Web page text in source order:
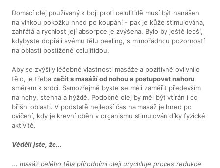
Domácí olej používaný k boji proti celulitidě musí být nanášen
na vlhkou pokožku hned po koupání - pak je kůže stimulována,
zahřátá a rychlost její absorpce je zvýšena. Bylo by ještě lepší,
kdybyste dopřáli svému tělu peeling, s mimořádnou pozorností
na oblasti postižené celulitidou.
Aby se zvýšily léčebné vlastnosti masáže a pozitivně ovlivnilo
tělo, je třeba začít s masáží od nohou a postupovat nahoru
směrem k srdci. Samozřejmě byste se měli zaměřit především
na nohy, stehna a hýždě. Podobně olej by měl být vtírán i do
břišní oblasti. V podstatě nejlepší čas na masáž je hned po
cvičení, kdy je krevní oběh v organismu stimulován díky fyzické
aktivitě.
Věděli jste, že...
... masáž celého těla přírodními oleji urychluje proces redukce